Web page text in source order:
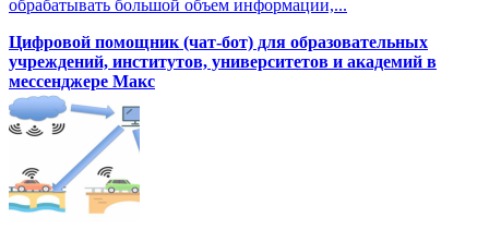
обрабатывать большой объем информации,...
Цифровой помощник (чат-бот) для образовательных
учреждений, институтов, университетов и академий в
мессенджере Макс